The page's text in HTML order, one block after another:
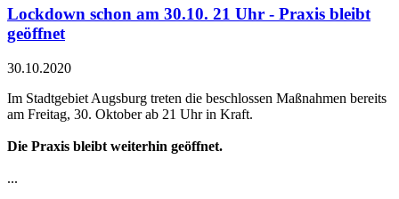
Lockdown schon am 30.10. 21 Uhr - Praxis bleibt
geöffnet
30.10.2020
Im Stadtgebiet Augsburg treten die beschlossen Maßnahmen bereits
am Freitag, 30. Oktober ab 21 Uhr in Kraft.
Die Praxis bleibt weiterhin geöffnet.
...